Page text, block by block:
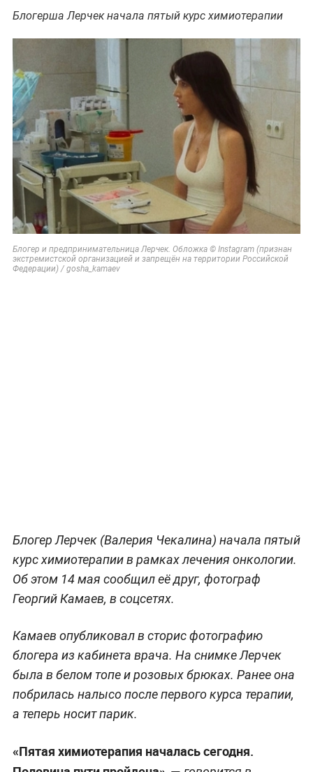
Блогерша Лерчек начала пятый курс химиотерапии
Блогер и предпринимательница Лерчек. Обложка © Instagram (признан
экстремистской организацией и запрещён на территории Российской
Федерации) / gosha_kamaev
Блогер Лерчек (Валерия Чекалина) начала пятый
курс химиотерапии в рамках лечения онкологии.
Об этом 14 мая сообщил её друг, фотограф
Георгий Камаев, в соцсетях.
Камаев опубликовал в сторис фотографию
блогера из кабинета врача. На снимке Лерчек
была в белом топе и розовых брюках. Ранее она
побрилась налысо после первого курса терапии,
а теперь носит парик.
«Пятая химиотерапия началась сегодня.